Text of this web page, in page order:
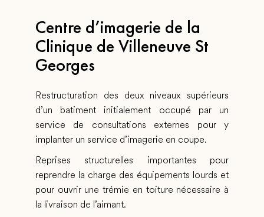
Centre d’imagerie de la
Clinique de Villeneuve St
Georges
Restructuration des deux niveaux supérieurs
d’un batiment initialement occupé par un
service de consultations externes pour y
implanter un service d’imagerie en coupe.
Reprises structurelles importantes pour
reprendre la charge des équipements lourds et
pour ouvrir une trémie en toiture nécessaire à
la livraison de l’aimant.